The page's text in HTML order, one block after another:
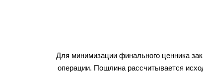
Для минимизации финального ценника
операции. Пошлина рассчитывается